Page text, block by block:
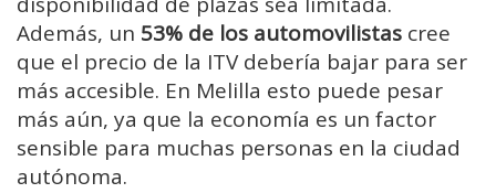
Además, un 53% de los automovilistas cree
que el precio de la ITV debería bajar para ser
más accesible. En Melilla esto puede pesar
más aún, ya que la economía es un factor
sensible para muchas personas en la ciudad
autónoma.